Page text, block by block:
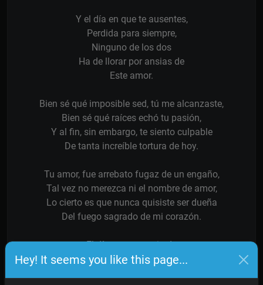
Hey! It seems you like this page...
Y el día en que te ausentes,
Perdida para siempre,
Ninguno de los dos
Ha de llorar por ansias de
Este amor.
Bien sé qué imposible sed, tú me alcanzaste,
Bien sé qué raíces echó tu pasión,
Y al fin, sin embargo, te siento culpable
De tanta increíble tortura de hoy.
Tu amor, fue arrebato fugaz de un engaño,
Tal vez no merezca ni el nombre de amor,
Lo cierto es que nunca quisiste ser dueña
Del fuego sagrado de mi corazón.
El día en que te pierda
Quizá mis soledades,